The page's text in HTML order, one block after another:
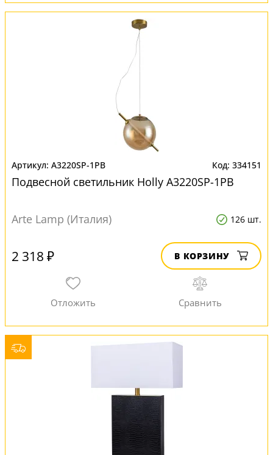
A3220SP-1PB 334151
Подвесной светильник Нolly A3220SP-1PB
Arte Lamp (Италия) 126 шт.
2 318 ₽ В КОРЗИНУ